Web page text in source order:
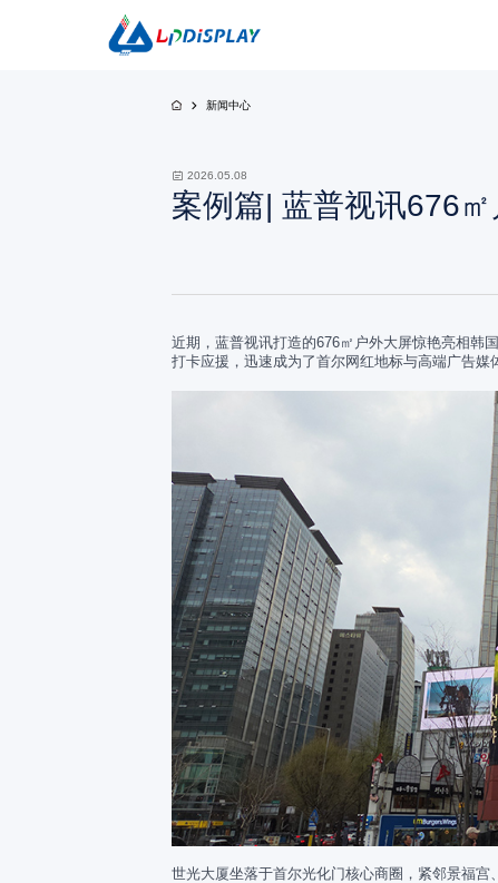
新闻中心
2026.05.08
案例篇| 蓝普视讯676
近期，蓝普视讯打造的676㎡户外大屏惊艳亮相韩
打卡应援，迅速成为了首尔网红地标与高端广告媒
世光大厦坐落于首尔光化门核心商圈，紧邻景福宫